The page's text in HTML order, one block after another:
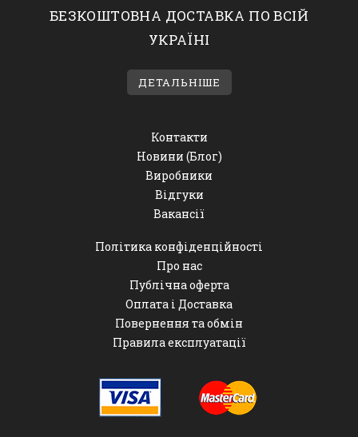
БЕЗКОШТОВНА ДОСТАВКА ПО ВСІЙ
УКРАЇНІ
ДЕТАЛЬНІШЕ
Контакти
Новини (Блог)
Виробники
Відгуки
Вакансії
Політика конфіденційності
Про нас
Публічна оферта
Оплата і Доставка
Повернення та обмін
Правила експлуатації